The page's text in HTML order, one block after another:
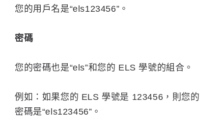
您的用戶名是“els123456”。
密碼
您的密碼也是“els”和您的 ELS 學號的組合。
例如：如果您的 ELS 學號是 123456，則您的
密碼是“els123456”。